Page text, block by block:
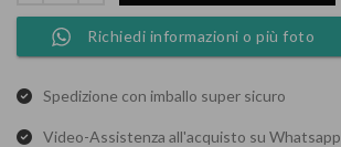
Richiedi informazioni o più foto
Spedizione con imballo super sicuro
Video-Assistenza all'acquisto su Whatsapp